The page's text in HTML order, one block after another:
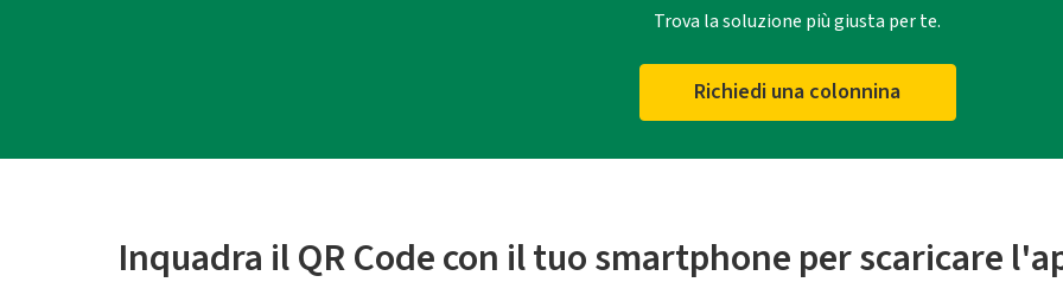
Trova la soluzione più giusta per te.
Richiedi una colonnina
Inquadra il QR Code con il tuo smartphone per scaricare